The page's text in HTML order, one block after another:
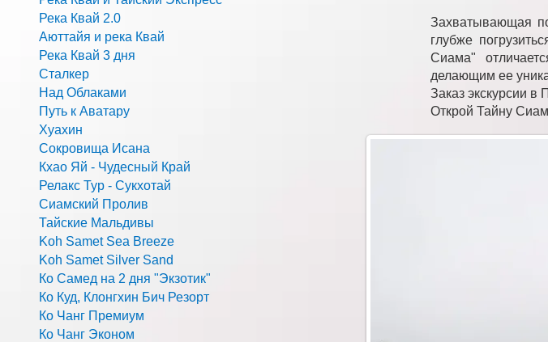
Захватывающая
глубже
Сиама"
делающим ее
Заказ экскурсии в
Открой Тайну
Река Квай 2.0
Аюттайя и река Квай
Река Квай 3 дня
Сталкер
Над Облаками
Путь к Аватару
Хуахин
Сокровища Исана
Кхао Яй - Чудесный Край
Релакс Тур - Сукхотай
Сиамский Пролив
Тайские Мальдивы
Koh Samet Sea Breeze
Koh Samet Silver Sand
Ко Самед на 2 дня "Экзотик"
Ко Куд, Клонгхин Бич Резорт
Ко Чанг Премиум
Ко Чанг Эконом